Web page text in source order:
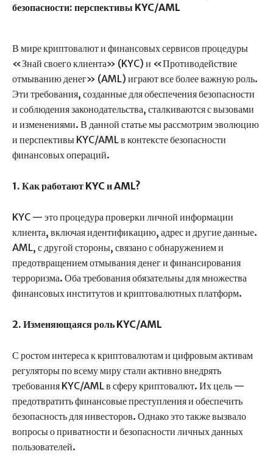
безопасности: перспективы KYC/AML
В мире криптовалют и финансовых сервисов процедуры
«Знай своего клиента» (KYC) и «Противодействие
отмыванию денег» (AML) играют все более важную роль.
Эти требования, созданные для обеспечения безопасности
и соблюдения законодательства, сталкиваются с вызовами
и изменениями. В данной статье мы рассмотрим эволюцию
и перспективы KYC/AML в контексте безопасности
финансовых операций.
1. Как работают KYC и AML?
KYC — это процедура проверки личной информации
клиента, включая идентификацию, адрес и другие данные.
AML, с другой стороны, связано с обнаружением и
предотвращением отмывания денег и финансирования
терроризма. Оба требования обязательны для множества
финансовых институтов и криптовалютных платформ.
2. Изменяющаяся роль KYC/AML
С ростом интереса к криптовалютам и цифровым активам
регуляторы по всему миру стали активно внедрять
требования KYC/AML в сферу криптовалют. Их цель —
предотвратить финансовые преступления и обеспечить
безопасность для инвесторов. Однако это также вызвало
вопросы о приватности и безопасности личных данных
пользователей.